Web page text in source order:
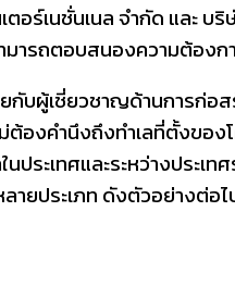
อร์เนชั่นเนล จำกัด และ บ
มารถตอบสนองความต้อง
ยกับผู้เชี่ยวชาญด้านการก่อ
ต้องคำนึงถึงทำเลที่ตั้งของ
ประเทศและระหว่างประ
ายประเภท ดังตัวอย่างต่อ